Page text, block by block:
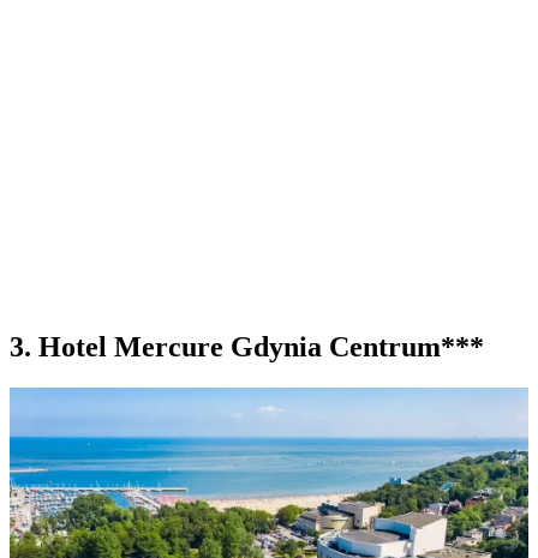
3. Hotel Mercure Gdynia Centrum***